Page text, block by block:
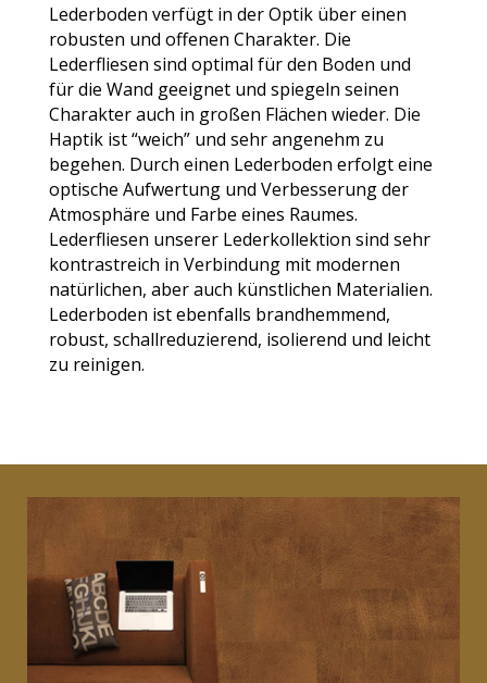
Lederboden verfügt in der Optik über einen
robusten und offenen Charakter. Die
Lederfliesen sind optimal für den Boden und
für die Wand geeignet und spiegeln seinen
Charakter auch in großen Flächen wieder. Die
Haptik ist “weich” und sehr angenehm zu
begehen. Durch einen Lederboden erfolgt eine
optische Aufwertung und Verbesserung der
Atmosphäre und Farbe eines Raumes.
Lederfliesen unserer Lederkollektion sind sehr
kontrastreich in Verbindung mit modernen
natürlichen, aber auch künstlichen Materialien.
Lederboden ist ebenfalls brandhemmend,
robust, schallreduzierend, isolierend und leicht
zu reinigen.